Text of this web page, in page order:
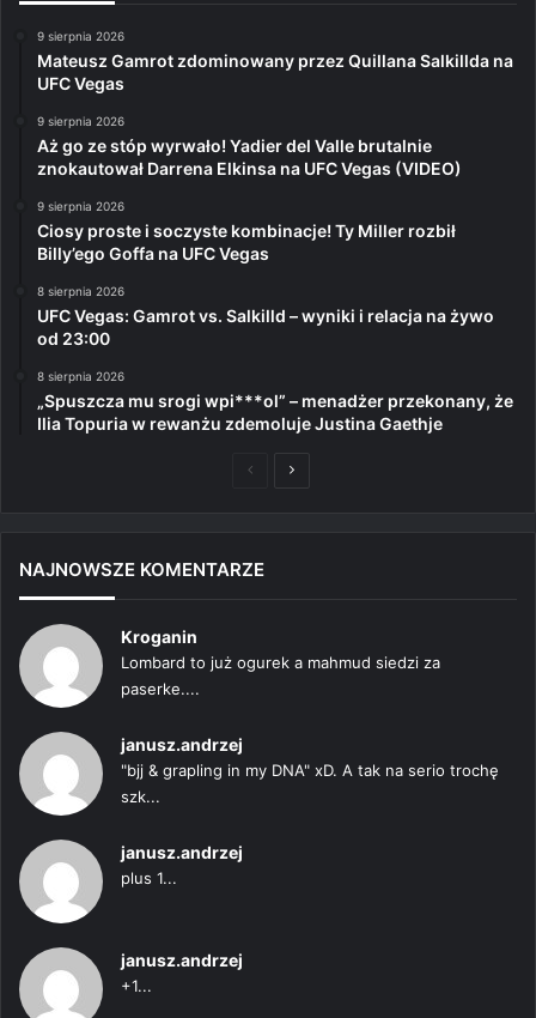
9 sierpnia 2026
Mateusz Gamrot zdominowany przez Quillana Salkillda na
UFC Vegas
9 sierpnia 2026
Aż go ze stóp wyrwało! Yadier del Valle brutalnie
znokautował Darrena Elkinsa na UFC Vegas (VIDEO)
9 sierpnia 2026
Ciosy proste i soczyste kombinacje! Ty Miller rozbił
Billy’ego Goffa na UFC Vegas
8 sierpnia 2026
UFC Vegas: Gamrot vs. Salkilld – wyniki i relacja na żywo
od 23:00
8 sierpnia 2026
„Spuszcza mu srogi wpi***ol” – menadżer przekonany, że
Ilia Topuria w rewanżu zdemoluje Justina Gaethje
PoprzedniaNastępna
NAJNOWSZE KOMENTARZE
Kroganin
Lombard to już ogurek a mahmud siedzi za
paserke....
janusz.andrzej
"bjj & grapling in my DNA" xD. A tak na serio trochę
szk...
janusz.andrzej
plus 1...
janusz.andrzej
+1...